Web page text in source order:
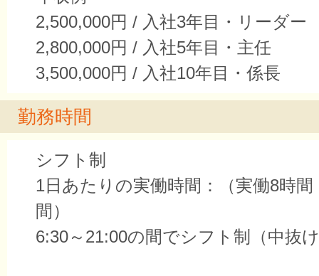
2,500,000円 / 入社3年目・リーダー
2,800,000円 / 入社5年目・主任
3,500,000円 / 入社10年目・係長
勤務時間
シフト制
1日あたりの実働時間：（実働8時間
間）
6:30～21:00の間でシフト制（中抜